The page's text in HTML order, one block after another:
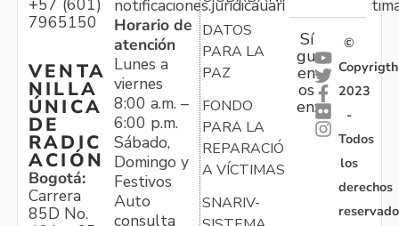
+57 (601)
7965150
VENTA
NILLA
ÚNICA
DE
RADIC
ACIÓN
Bogotá:
Carrera
85D No.
Horario de
atención
Lunes a
viernes
8:00 a.m. –
6:00 p.m.
Sábado,
Domingo y
Festivos
Auto
consulta
DATOS
PARA LA
PAZ
FONDO
PARA LA
REPARACIÓN
A VÍCTIMAS
SNARIV-
Sí
gu
en
os
en:
©
Copyrigth
2023
-
Todos
los
derechos